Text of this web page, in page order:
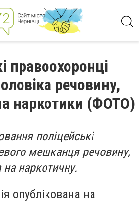
правоохоронці
речовину,
наркотики (ФОТО)
поліцейські
мешканця речовину,
наркотичну.
опублікована на